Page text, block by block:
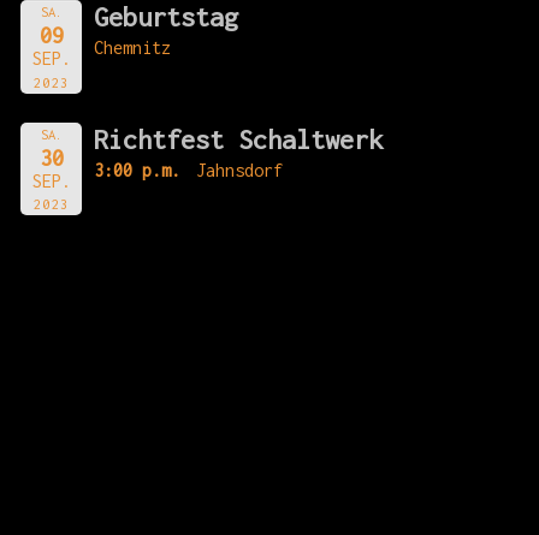
SA.
09
SEP.
2023
Geburtstag
Chemnitz
SA.
30
SEP.
2023
Richtfest Schaltwerk
3:00 p.m. Jahnsdorf